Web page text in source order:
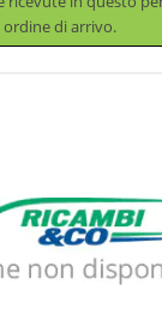
ordine di arrivo.